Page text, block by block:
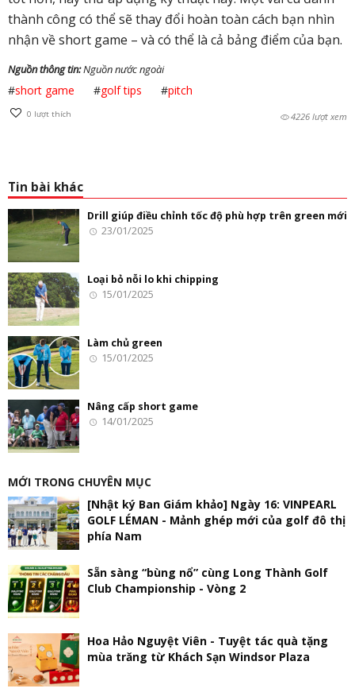
thành công có thể sẽ thay đổi hoàn toàn cách bạn nhìn
nhận về short game – và có thể là cả bảng điểm của bạn.
Nguồn thông tin:Nguồn nước ngoài
#short game #golf tips #pitch
0 lượt thích 4226 lượt xem
Tin bài khác
Drill giúp điều chỉnh tốc độ phù hợp trên green mới
23/01/2025
Loại bỏ nỗi lo khi chipping
15/01/2025
Làm chủ green
15/01/2025
Nâng cấp short game
14/01/2025
MỚI TRONG CHUYÊN MỤC
[Nhật ký Ban Giám khảo] Ngày 16: VINPEARL
GOLF LÉMAN - Mảnh ghép mới của golf đô thị
phía Nam
Sẵn sàng “bùng nổ” cùng Long Thành Golf
Club Championship - Vòng 2
Hoa Hảo Nguyệt Viên - Tuyệt tác quà tặng
mùa trăng từ Khách Sạn Windsor Plaza